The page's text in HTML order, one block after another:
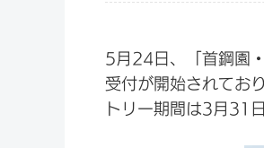
5月24日、「首鋼園
受付が開始されてお
トリー期間は3月31